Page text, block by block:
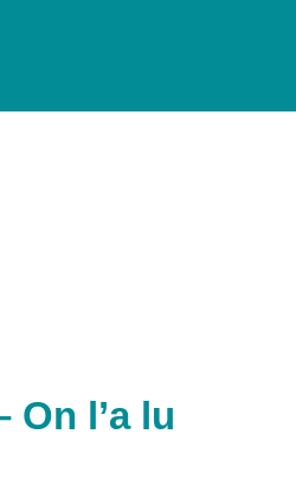
On l’a lu